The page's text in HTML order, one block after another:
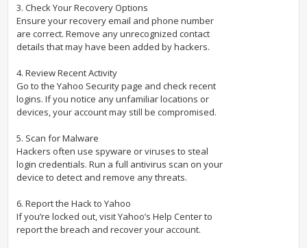
3. Check Your Recovery Options
Ensure your recovery email and phone number
are correct. Remove any unrecognized contact
details that may have been added by hackers.
4. Review Recent Activity
Go to the Yahoo Security page and check recent
logins. If you notice any unfamiliar locations or
devices, your account may still be compromised.
5. Scan for Malware
Hackers often use spyware or viruses to steal
login credentials. Run a full antivirus scan on your
device to detect and remove any threats.
6. Report the Hack to Yahoo
If you’re locked out, visit Yahoo’s Help Center to
report the breach and recover your account.